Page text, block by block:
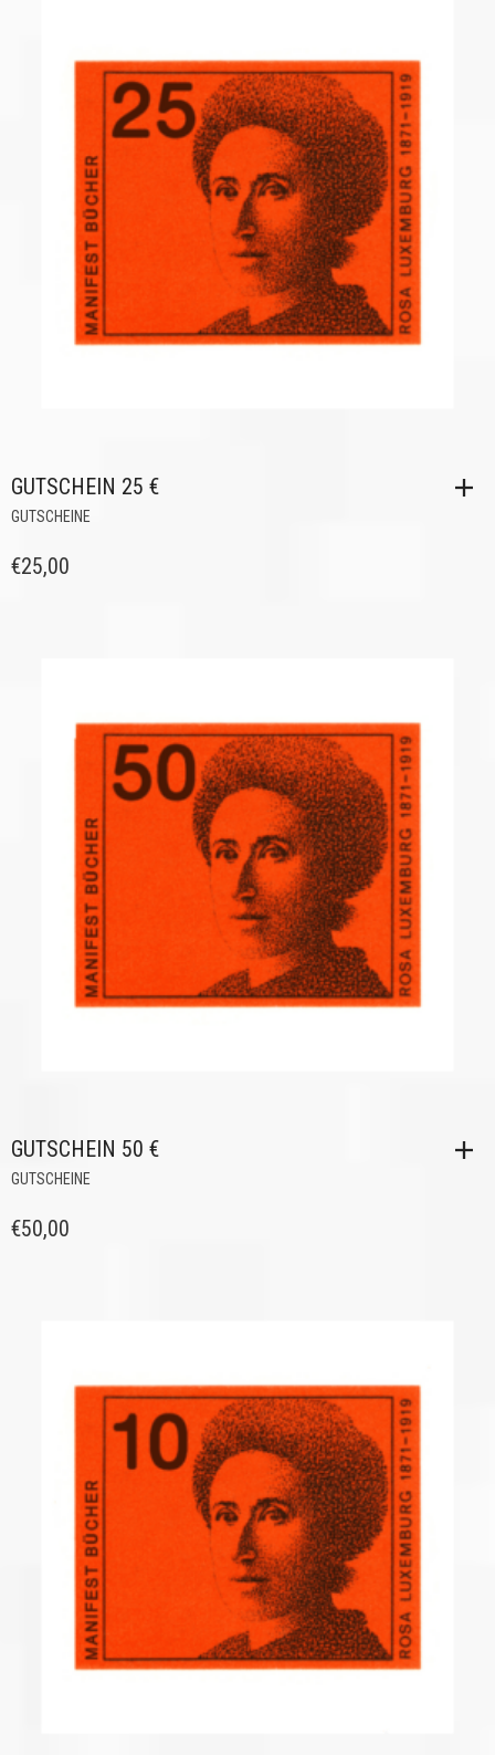
GUTSCHEIN 25 €
GUTSCHEINE
€25,00
GUTSCHEIN 50 €
GUTSCHEINE
€50,00